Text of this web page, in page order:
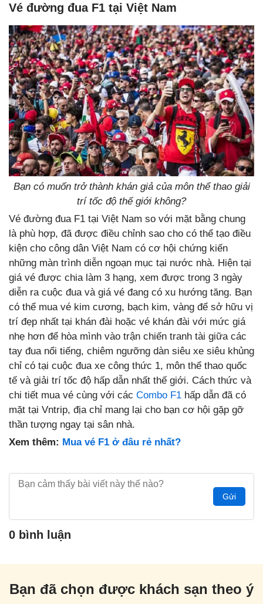
Vé đường đua F1 tại Việt Nam
Bạn có muốn trở thành khán giả của môn thể thao giải
trí tốc độ thế giới không?
Vé đường đua F1 tại Việt Nam so với mặt bằng chung
là phù hợp, đã được điều chỉnh sao cho có thể tạo điều
kiện cho công dân Việt Nam có cơ hội chứng kiến
những màn trình diễn ngoạn mục tại nước nhà. Hiện tại
giá vé được chia làm 3 hạng, xem được trong 3 ngày
diễn ra cuộc đua và giá vé đang có xu hướng tăng. Bạn
có thể mua vé kim cương, bạch kim, vàng để sở hữu vị
trí đẹp nhất tại khán đài hoặc vé khán đài với mức giá
nhẹ hơn để hòa mình vào trận chiến tranh tài giữa các
tay đua nổi tiếng, chiêm ngưỡng dàn siêu xe siêu khủng
chỉ có tại cuộc đua xe công thức 1, môn thể thao quốc
tế và giải trí tốc độ hấp dẫn nhất thế giới. Cách thức và
chi tiết mua vé cùng với các Combo F1 hấp dẫn đã có
mặt tại Vntrip, địa chỉ mang lại cho bạn cơ hội gặp gỡ
thần tượng ngay tại sân nhà.
Xem thêm: Mua vé F1 ở đâu rẻ nhất?
Gửi
0 bình luận
Bạn đã chọn được khách sạn theo ý